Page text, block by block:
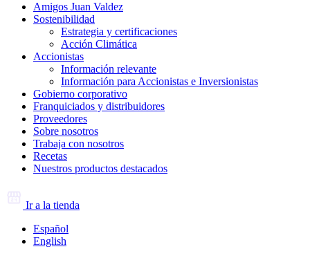
Amigos Juan Valdez
Sostenibilidad
Estrategia y certificaciones
Acción Climática
Accionistas
Información relevante
Información para Accionistas e Inversionistas
Gobierno corporativo
Franquiciados y distribuidores
Proveedores
Sobre nosotros
Trabaja con nosotros
Recetas
Nuestros productos destacados
Ir a la tienda
Español
English